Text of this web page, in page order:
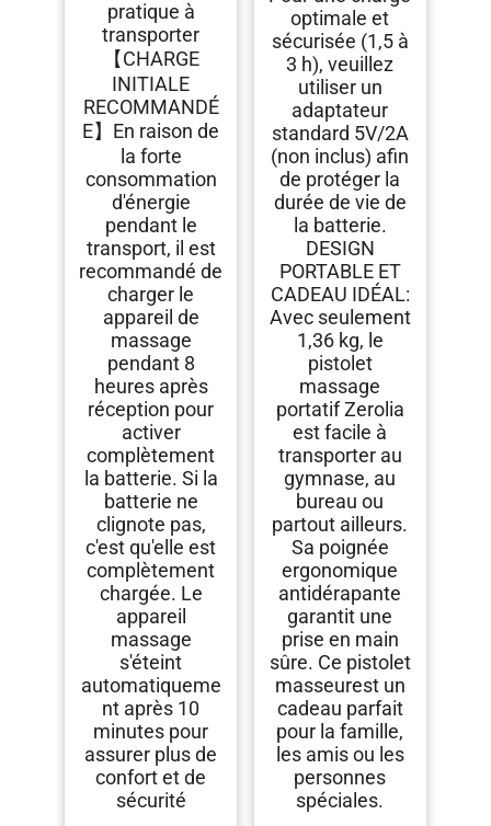
pratique à
transporter
【CHARGE
INITIALE
RECOMMANDÉ
E】En raison de
la forte
consommation
d'énergie
pendant le
transport, il est
recommandé de
charger le
appareil de
massage
pendant 8
heures après
réception pour
activer
complètement
la batterie. Si la
batterie ne
clignote pas,
c'est qu'elle est
complètement
chargée. Le
appareil
massage
s'éteint
automatiqueme
nt après 10
minutes pour
assurer plus de
confort et de
sécurité
optimale et
sécurisée (1,5 à
3 h), veuillez
utiliser un
adaptateur
standard 5V/2A
(non inclus) afin
de protéger la
durée de vie de
la batterie.
DESIGN
PORTABLE ET
CADEAU IDÉAL:​
Avec seulement
1,36 kg, le
pistolet
massage​
portatif Zerolia
est facile à
transporter au
gymnase, au
bureau ou
partout ailleurs.
Sa poignée
ergonomique
antidérapante
garantit une
prise en main
sûre. Ce pistolet
masseur​est un
cadeau parfait
pour la famille,
les amis ou les
personnes
spéciales.